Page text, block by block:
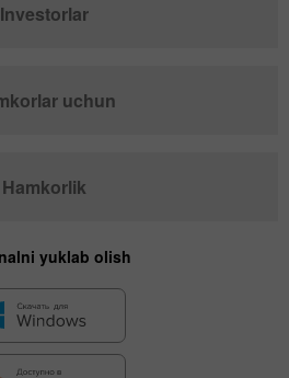
Investorlar
uchun
Hamkorlik
yuklab olish